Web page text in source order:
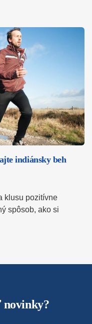
indiánsky beh
klusu pozitívne
spôsob, ako si
novinky?